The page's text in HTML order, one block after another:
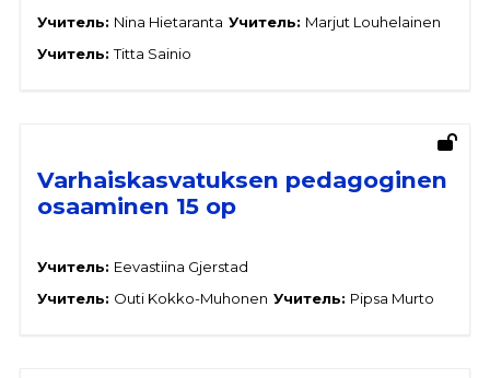
Учитель: Nina Hietaranta Учитель: Marjut Louhelainen
Учитель:Titta Sainio
Varhaiskasvatuksen pedagoginen
osaaminen 15 op
Учитель: Eevastiina Gjerstad
Учитель: Outi Kokko-Muhonen Учитель: Pipsa Murto